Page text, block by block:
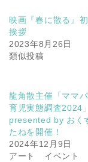
映画『春に散る』
挨拶
2023年8月26日
類似投稿
龍角散主催「ママ
育児実態調査2024」
presented by おく
たねを開催！
2024年12月9日
アート イベント